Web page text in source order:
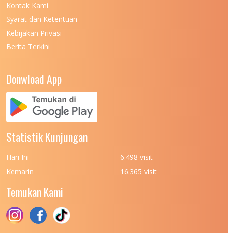
UNIVERSITAS NEGERI MEDAN
UNIVERSITAS NEGERI PADANG
UNIVERSITAS NUSA CENDANA
UNIVERSITAS PADJADJARAN
UNIVERSITAS PATTIMURA
(UPN) VETERAN JAKARTA
UNIVERSITAS PEMBANGUNAN NASIONAL
(UPN) VETERAN JAWA TIMUR
UNIVERSITAS PEMBANGUNAN NASIONAL
Kontak Kami
Syarat dan Ketentuan
Kebijakan Privasi
Berita Terkini
Donwload App
Statistik Kunjungan
Hari Ini
6.498 visit
Kemarin
16.365 visit
Temukan Kami